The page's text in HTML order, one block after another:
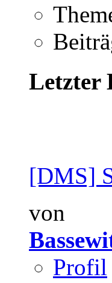
Letzter
[DMS]
von
Profil